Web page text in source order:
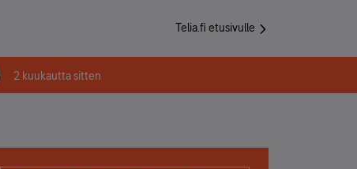
Telia.fi etusivulle
2 kuukautta sitten